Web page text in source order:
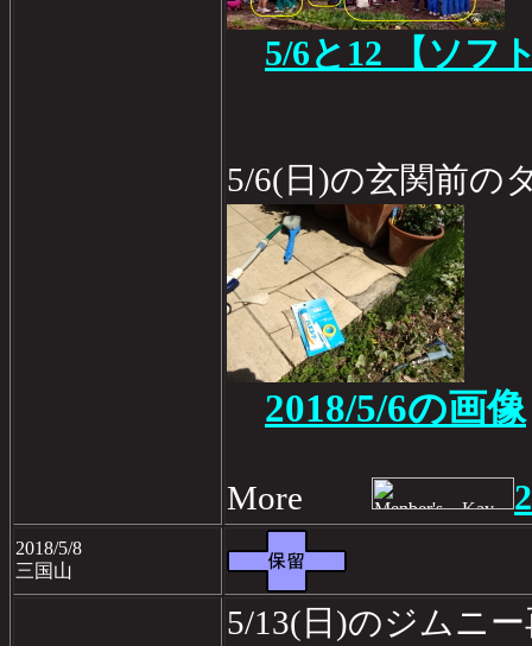
5/6と12 【ソフ
5/6(日)の玄関前の
2018/5/6の画像
More
2018/5/8
三国山
5/13(日)のジムニ